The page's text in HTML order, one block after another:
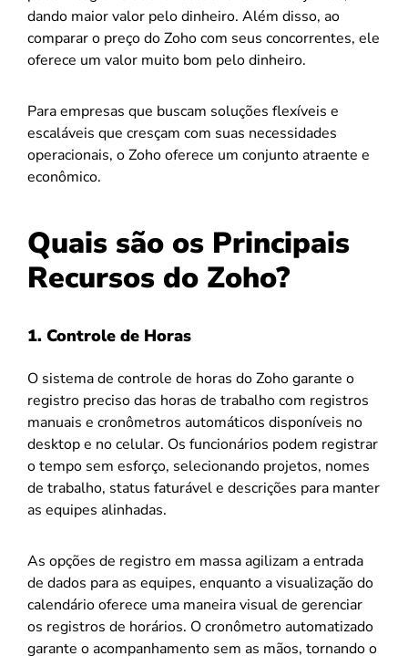
dando maior valor pelo dinheiro. Além disso, ao
comparar o preço do Zoho com seus concorrentes, ele
oferece um valor muito bom pelo dinheiro.
Para empresas que buscam soluções flexíveis e
escaláveis que cresçam com suas necessidades
operacionais, o Zoho oferece um conjunto atraente e
econômico.
Quais são os Principais
Recursos do Zoho?
1. Controle de Horas
O sistema de controle de horas do Zoho garante o
registro preciso das horas de trabalho com registros
manuais e cronômetros automáticos disponíveis no
desktop e no celular. Os funcionários podem registrar
o tempo sem esforço, selecionando projetos, nomes
de trabalho, status faturável e descrições para manter
as equipes alinhadas.
As opções de registro em massa agilizam a entrada
de dados para as equipes, enquanto a visualização do
calendário oferece uma maneira visual de gerenciar
os registros de horários. O cronômetro automatizado
garante o acompanhamento sem as mãos, tornando o